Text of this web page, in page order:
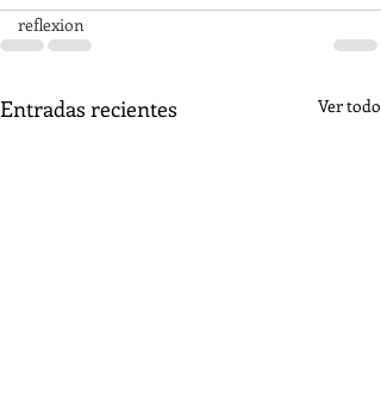
reflexion
Entradas recientes Ver todo